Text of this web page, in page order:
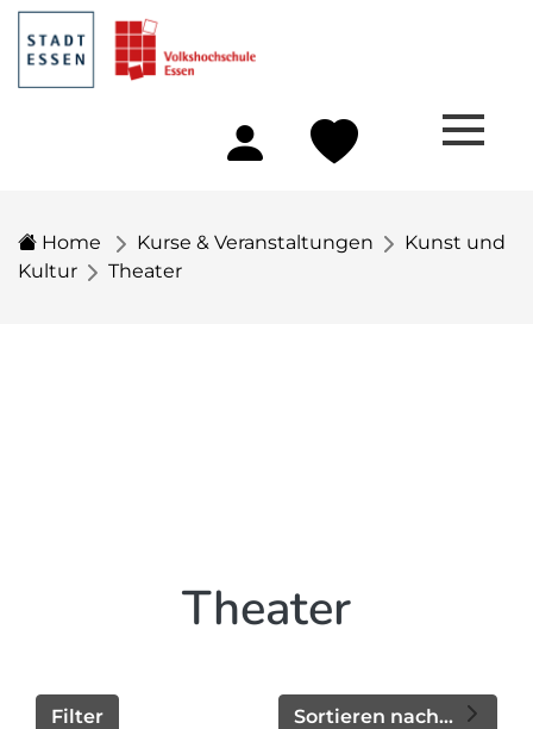
Home Kurse & Veranstaltungen
Kunst und
Kultur
Theater
Theater
Sortieren nach...
Filter